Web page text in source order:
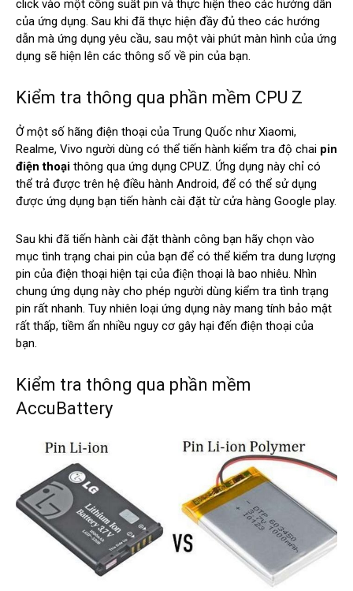
click vào một công suất pin và thực hiện theo các hướng dẫn
của ứng dụng. Sau khi đã thực hiện đầy đủ theo các hướng
dẫn mà ứng dụng yêu cầu, sau một vài phút màn hình của ứng
dụng sẽ hiện lên các thông số về pin của bạn.
Kiểm tra thông qua phần mềm CPU Z
Ở một số hãng điện thoại của Trung Quốc như Xiaomi,
Realme, Vivo người dùng có thể tiến hành kiểm tra độ chai pin
điện thoại thông qua ứng dụng CPUZ. Ứng dụng này chỉ có
thể trả được trên hệ điều hành Android, để có thể sử dụng
được ứng dụng bạn tiến hành cài đặt từ cửa hàng Google play.
Sau khi đã tiến hành cài đặt thành công bạn hãy chọn vào
mục tình trạng chai pin của bạn để có thể kiểm tra dung lượng
pin của điện thoại hiện tại của điện thoại là bao nhiêu. Nhìn
chung ứng dụng này cho phép người dùng kiểm tra tình trạng
pin rất nhanh. Tuy nhiên loại ứng dụng này mang tính bảo mật
rất thấp, tiềm ẩn nhiều nguy cơ gây hại đến điện thoại của
bạn.
Kiểm tra thông qua phần mềm
AccuBattery